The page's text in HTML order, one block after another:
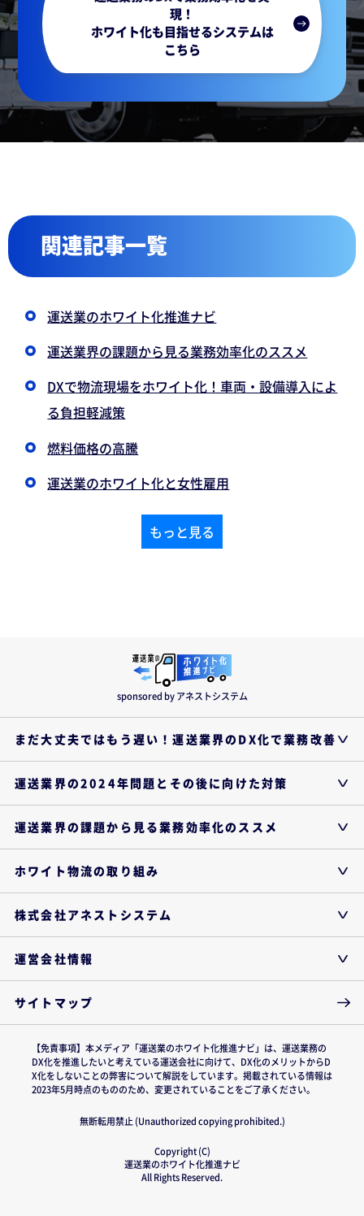
現！
ホワイト化も目指せるシステムは
こちら
関連記事一覧
運送業のホワイト化推進ナビ
運送業界の課題から見る業務効率化のススメ
DXで物流現場をホワイト化！車両・設備導入によ
る負担軽減策
燃料価格の高騰
運送業のホワイト化と女性雇用
もっと見る
sponsored by アネストシステム
まだ大丈夫ではもう遅い！運送業界のDX化で業務改善
運送業界の2024年問題とその後に向けた対策
運送業界の課題から見る業務効率化のススメ
ホワイト物流の取り組み
株式会社アネストシステム
運営会社情報
サイトマップ
【免責事項】本メディア「運送業のホワイト化推進ナビ」は、運送業務の
DX化を推進したいと考えている運送会社に向けて、DX化のメリットからD
X化をしないことの弊害について解説をしています。掲載されている情報は
2023年5月時点のもののため、変更されていることをご了承ください。
無断転用禁止 (Unauthorized copying prohibited.)
Copyright (C)
運送業のホワイト化推進ナビ
All Rights Reserved.